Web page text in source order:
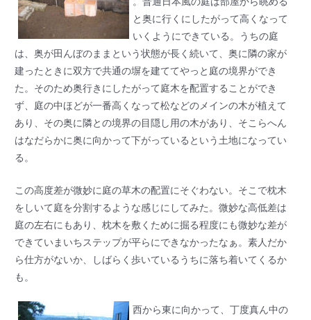
と奥に行くにしたがって高くなって
いくようにできている。うちの庭
は、奥が田んぼのままという状態が長く続いて、奥に隣の家が
建ったときに双方で共通の塀を建ててやっと庭の境界ができ
た。そのため奥行きにしたがって庭木を配置することができ
ず、庭の中ほどが一番高くなって松などのメインの木が植えて
あり、その奥に隣との境界の目隠し用の木があり、そこらへん
はなだらかに奥に向かって下がっているという土地になってい
る。
この高度差が微妙に庭の草木の配置にそぐわない。そこで枕木
をしいて庭を分割するような感じにしてみた。微妙な高低差は
庭の左右にもあり、枕木を敷くために掘る程度にも微妙な差が
できていまいちステップが平らにできなかったなぁ。素人だか
ら仕方がないか、しばらく歩いているうちに落ち着いてくるか
も。
西から東に向かって、丁度真ん中の